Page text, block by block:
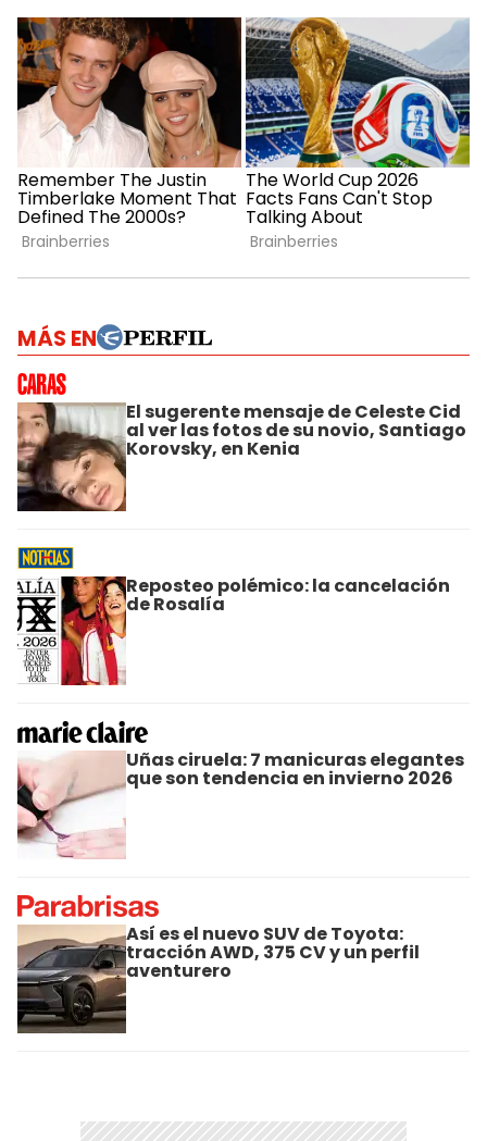
MÁS EN
El sugerente mensaje de Celeste Cid
al ver las fotos de su novio, Santiago
Korovsky, en Kenia
Reposteo polémico: la cancelación
de Rosalía
Uñas ciruela: 7 manicuras elegantes
que son tendencia en invierno 2026
Así es el nuevo SUV de Toyota:
tracción AWD, 375 CV y un perfil
aventurero